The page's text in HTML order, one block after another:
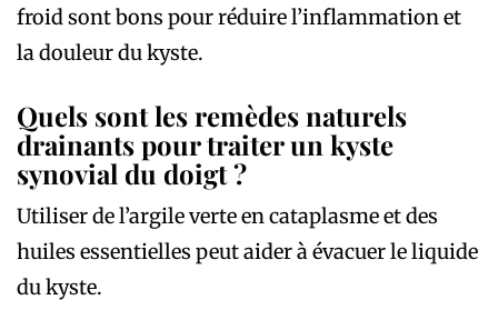
froid sont bons pour réduire l’inflammation et
la douleur du kyste.
Quels sont les remèdes naturels
drainants pour traiter un kyste
synovial du doigt ?
Utiliser de l’argile verte en cataplasme et des
huiles essentielles peut aider à évacuer le liquide
du kyste.